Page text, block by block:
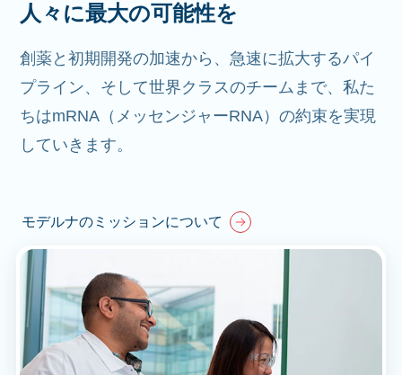
人々に最大の可能性を
創薬と初期開発の加速から、急速に拡大するパイ
プライン、そして世界クラスのチームまで、私た
ちはmRNA（メッセンジャーRNA）の約束を実現
していきます。
モデルナのミッションについて